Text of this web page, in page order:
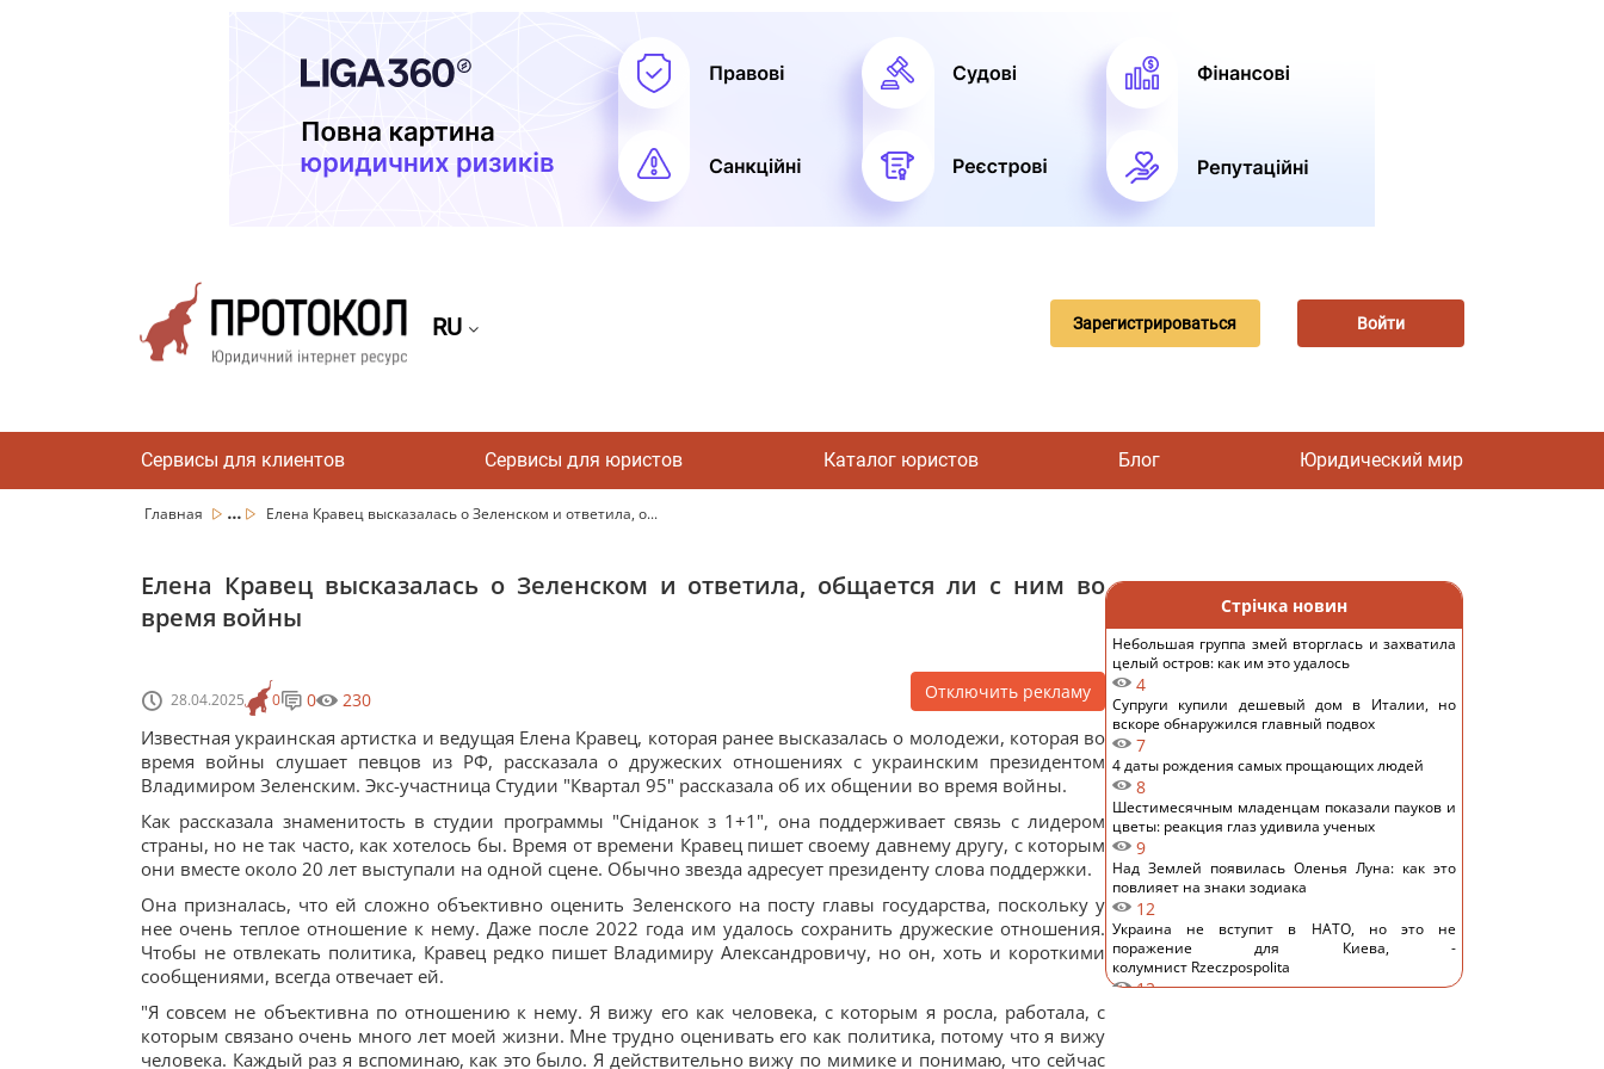
RU Зарегистрироваться Войти
Сервисы для клиентов Сервисы для юристов Каталог юристов Блог Юридический мир
Главная ... Елена Кравец высказалась о Зеленском и ответила, о...
Елена Кравец высказалась о Зеленском и ответила, общается ли с ним во
время войны
28.04.2025 0 0 230 Отключить рекламу
Известная украинская артистка и ведущая Елена Кравец, которая ранее высказалась о молодежи, которая во
время войны слушает певцов из РФ, рассказала о дружеских отношениях с украинским президентом
Владимиром Зеленским. Экс-участница Студии "Квартал 95" рассказала об их общении во время войны.
Как рассказала знаменитость в студии программы "Сніданок з 1+1", она поддерживает связь с лидером
страны, но не так часто, как хотелось бы. Время от времени Кравец пишет своему давнему другу, с которым
они вместе около 20 лет выступали на одной сцене. Обычно звезда адресует президенту слова поддержки.
Она призналась, что ей сложно объективно оценить Зеленского на посту главы государства, поскольку у
нее очень теплое отношение к нему. Даже после 2022 года им удалось сохранить дружеские отношения.
Чтобы не отвлекать политика, Кравец редко пишет Владимиру Александровичу, но он, хоть и короткими
сообщениями, всегда отвечает ей.
"Я совсем не объективна по отношению к нему. Я вижу его как человека, с которым я росла, работала, с
которым связано очень много лет моей жизни. Мне трудно оценивать его как политика, потому что я вижу
человека. Каждый раз я вспоминаю, как это было. Я действительно вижу по мимике и понимаю, что сейчас
Стрічка новин
Небольшая группа змей вторглась и захватила
целый остров: как им это удалось
4
Супруги купили дешевый дом в Италии, но
вскоре обнаружился главный подвох
7
4 даты рождения самых прощающих людей
8
Шестимесячным младенцам показали пауков и
цветы: реакция глаз удивила ученых
9
Над Землей появилась Оленья Луна: как это
повлияет на знаки зодиака
12
Украина не вступит в НАТО, но это не
поражение для Киева, -
колумнист Rzeczpospolita
12